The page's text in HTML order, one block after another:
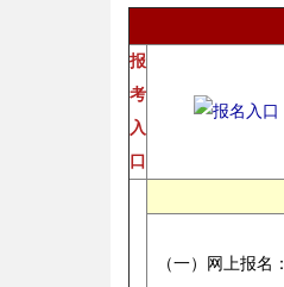
报
考
入
口
（一）网上报名